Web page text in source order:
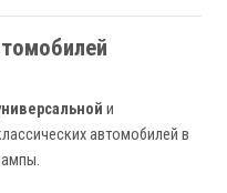
и
автомобилей в